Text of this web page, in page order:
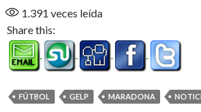
1.391 veces leída
Share this:
FÚTBOL GELP MARADONA